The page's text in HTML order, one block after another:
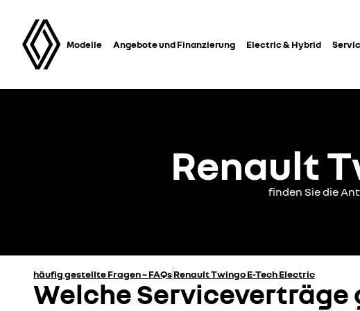
Modelle Angebote und Finanzierung Electric & Hybrid
Renault
finden Sie die
häufig gestellte Fragen – FAQsRenault Twingo E-Tech Electric
Welche Serviceverträge